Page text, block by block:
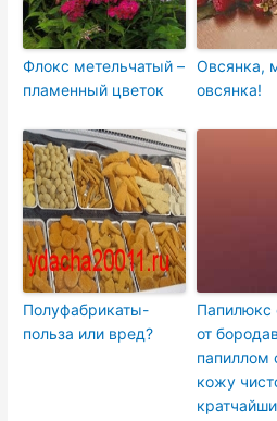
Флокс метельчатый –
пламенный цветок
Овсянка,
овсянка!
Полуфабрикаты-
польза или вред?
Папилюкс
от
папиллом
кожу